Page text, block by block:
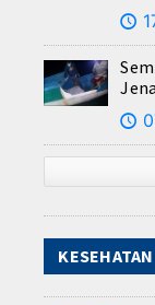
🕔
🕔
KESEHATAN